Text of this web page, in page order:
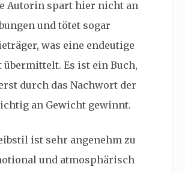
Autorin spart hier nicht an
und tötet sogar
was eine endeutige
übermittelt. Es ist ein Buch,
durch das Nachwort der
an Gewicht gewinnt.
ist sehr angenehm zu
und atmosphärisch